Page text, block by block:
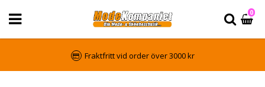
0
Fraktfritt vid order över 3000 kr